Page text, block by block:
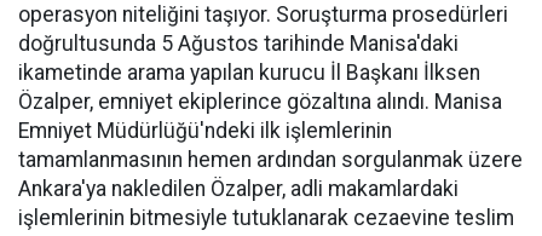
operasyon niteliğini taşıyor. Soruşturma prosedürleri
doğrultusunda 5 Ağustos tarihinde Manisa'daki
ikametinde arama yapılan kurucu İl Başkanı İlksen
Özalper, emniyet ekiplerince gözaltına alındı. Manisa
Emniyet Müdürlüğü'ndeki ilk işlemlerinin
tamamlanmasının hemen ardından sorgulanmak üzere
Ankara'ya nakledilen Özalper, adli makamlardaki
işlemlerinin bitmesiyle tutuklanarak cezaevine teslim